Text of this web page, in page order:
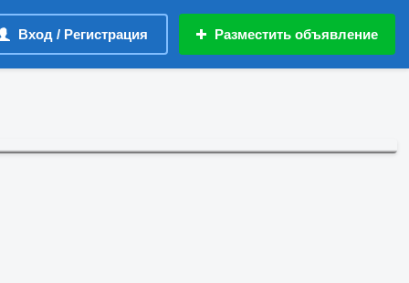
Вход / Регистрация Разместить объявление